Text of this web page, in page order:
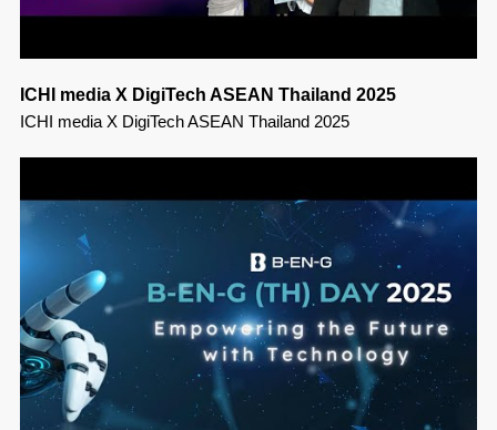
ICHI media X DigiTech ASEAN Thailand 2025
ICHI media X DigiTech ASEAN Thailand 2025